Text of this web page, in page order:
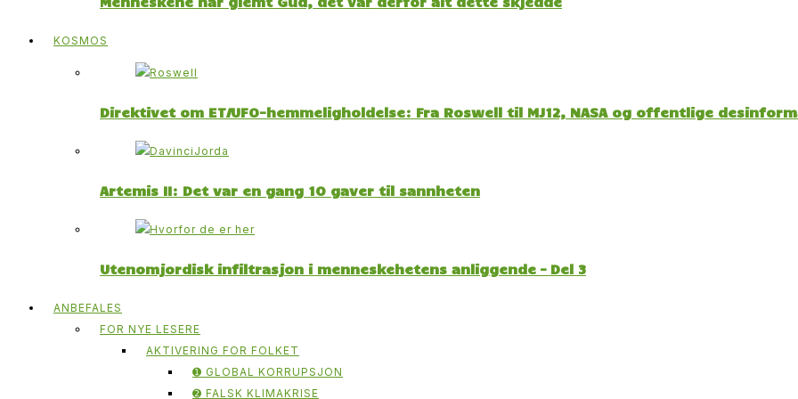
KOSMOS
Direktivet om ET/UFO-hemmeligholdelse: Fra Roswell til MJ12, NASA og offentlige
Artemis II: Det var en gang 10 gaver til sannheten
Utenomjordisk infiltrasjon i menneskehetens anliggende – Del 3
ANBEFALES
FOR NYE LESERE
AKTIVERING FOR FOLKET
➊ GLOBAL KORRUPSJON
➋ FALSK KLIMAKRISE